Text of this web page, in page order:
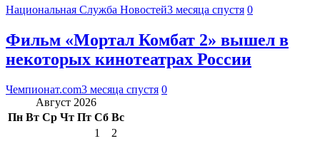
Национальная Служба Новостей3 месяца спустя 0
Фильм «Мортал Комбат 2» вышел в
некоторых кинотеатрах России
Чемпионат.com3 месяца спустя 0
Август 2026
Пн Вт Ср Чт Пт Сб Вс
1
2